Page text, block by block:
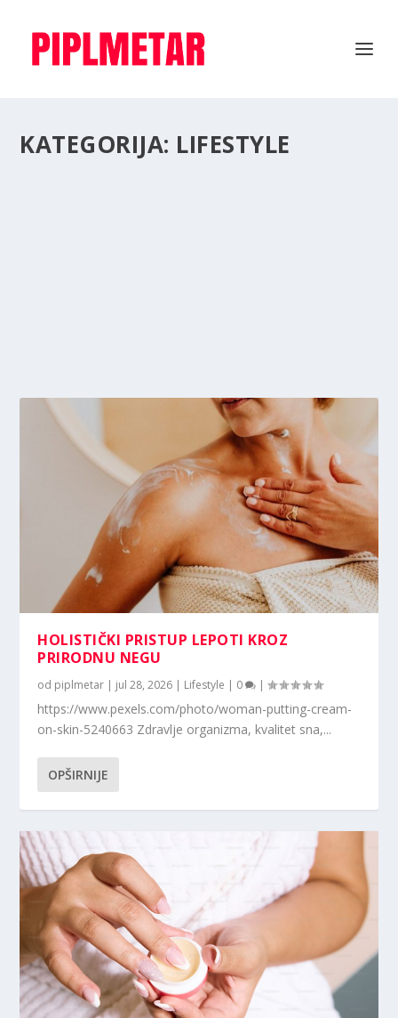
KATEGORIJA: LIFESTYLE
HOLISTIČKI PRISTUP LEPOTI KROZ
PRIRODNU NEGU
od piplmetar | jul 28, 2026 | Lifestyle | 0 |
https://www.pexels.com/photo/woman-putting-cream-
on-skin-5240663 Zdravlje organizma, kvalitet sna,...
OPŠIRNIJE